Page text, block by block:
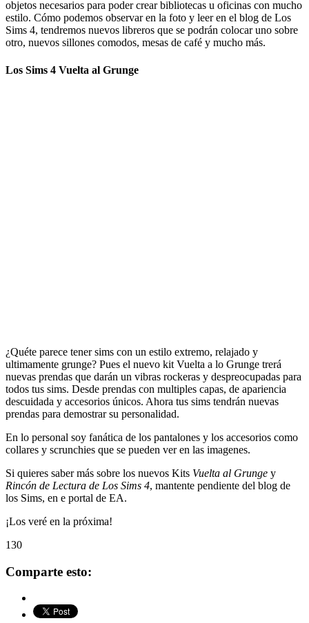
objetos necesarios para poder crear bibliotecas u oficinas con mucho
estilo. Cómo podemos observar en la foto y leer en el blog de Los
Sims 4, tendremos nuevos libreros que se podrán colocar uno sobre
otro, nuevos sillones comodos, mesas de café y mucho más.
Los Sims 4 Vuelta al Grunge
¿Quéte parece tener sims con un estilo extremo, relajado y
ultimamente grunge? Pues el nuevo kit Vuelta a lo Grunge trerá
nuevas prendas que darán un vibras rockeras y despreocupadas para
todos tus sims. Desde prendas con multiples capas, de apariencia
descuidada y accesorios únicos. Ahora tus sims tendrán nuevas
prendas para demostrar su personalidad.
En lo personal soy fanática de los pantalones y los accesorios como
collares y scrunchies que se pueden ver en las imagenes.
Si quieres saber más sobre los nuevos Kits Vuelta al Grunge y
Rincón de Lectura de Los Sims 4, mantente pendiente del blog de
los Sims, en e portal de EA.
¡Los veré en la próxima!
130
Comparte esto: